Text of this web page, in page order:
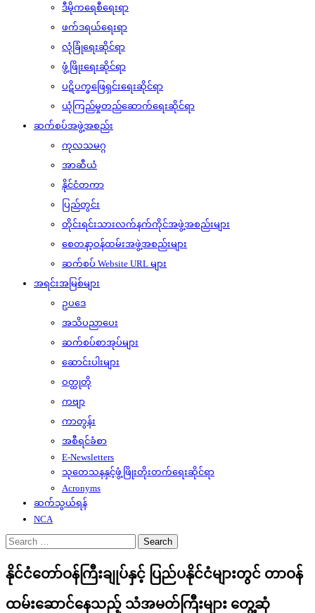
ဒီမိုကရေစီရေးရာ
ဖက်ဒရယ်ရေးရာ
လုံခြုံရေးဆိုင်ရာ
ဖွံ့ဖြိုးရေးဆိုင်ရာ
ပဋိပက္ခဖြေရှင်းရေးဆိုင်ရာ
ယုံကြည်မှုတည်ဆောက်ရေးဆိုင်ရာ
ဆက်စပ်အဖွဲ့အစည်း
ကုလသမဂ္ဂ
အာဆီယံ
နိုင်ငံတကာ
ပြည်တွင်း
တိုင်းရင်းသားလက်နက်ကိုင်အဖွဲ့အစည်းများ
စေတနာ့ဝန်ထမ်းအဖွဲ့အစည်းများ
ဆက်စပ် Website URL များ
အရင်းအမြစ်များ
ဥပဒေ
အသိပညာပေး
ဆက်စပ်စာအုပ်များ
ဆောင်းပါးများ
ဝတ္ထုတို
ကဗျာ
ကာတွန်း
အစီရင်ခံစာ
E-Newsletters
သုတေသနနှင့်ဖွံ့ဖြိုးတိုးတက်ရေးဆိုင်ရာ
Acronyms
ဆက်သွယ်ရန်
NCA
Search
for:
နိုင်ငံတော်ဝန်ကြီးချုပ်နှင့် ပြည်ပနိုင်ငံများတွင် တာဝန်
ထမ်းဆောင်နေသည့် သံအမတ်ကြီးများ တွေ့ဆုံ